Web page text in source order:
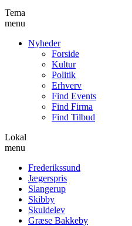
Tema
menu
Nyheder
Forside
Kultur
Politik
Erhverv
Find Events
Find Firma
Find Tilbud
Lokal
menu
Frederikssund
Jægerspris
Slangerup
Skibby
Skuldelev
Græse Bakkeby